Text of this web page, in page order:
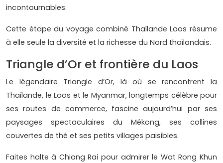
incontournables.
Cette étape du voyage combiné Thaïlande Laos résume
à elle seule la diversité et la richesse du Nord thaïlandais.
Triangle d’Or et frontière du Laos
Le légendaire Triangle d’Or, là où se rencontrent la
Thaïlande, le Laos et le Myanmar, longtemps célèbre pour
ses routes de commerce, fascine aujourd’hui par ses
paysages spectaculaires du Mékong, ses collines
couvertes de thé et ses petits villages paisibles.
Faites halte à Chiang Rai pour admirer le Wat Rong Khun